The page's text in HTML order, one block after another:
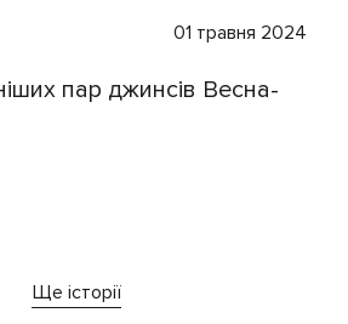
01 травня 2024
пар джинсів Весна-
Ще історії